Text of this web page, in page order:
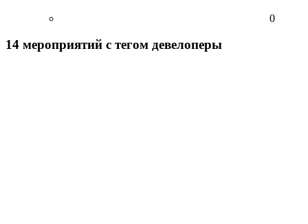
0
14 мероприятий с тегом девелоперы